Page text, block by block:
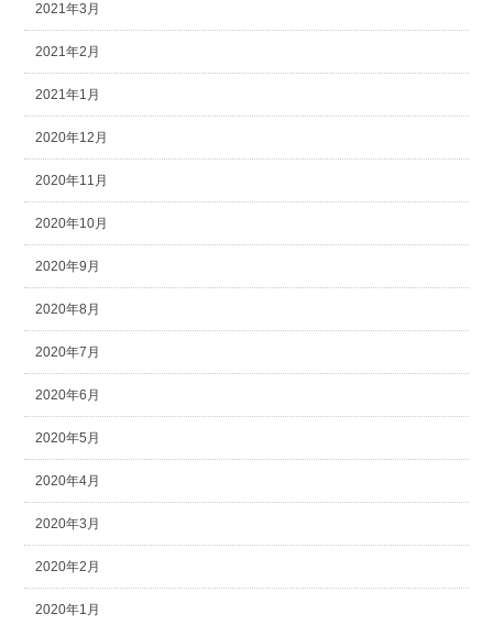
2021年3月
2021年2月
2021年1月
2020年12月
2020年11月
2020年10月
2020年9月
2020年8月
2020年7月
2020年6月
2020年5月
2020年4月
2020年3月
2020年2月
2020年1月